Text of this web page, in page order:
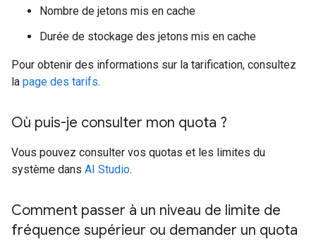
Nombre de jetons mis en cache
Durée de stockage des jetons mis en cache
Pour obtenir des informations sur la tarification, consultez
la page des tarifs.
Où puis-je consulter mon quota ?
Vous pouvez consulter vos quotas et les limites du
système dans AI Studio.
Comment passer à un niveau de limite de
fréquence supérieur ou demander un quota